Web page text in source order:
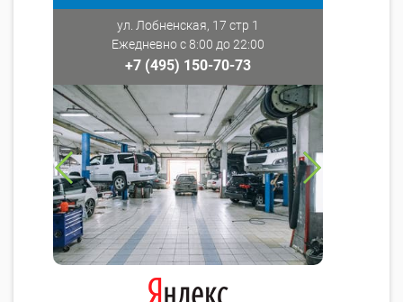
ул. Лобненская, 17 стр 1
Ежедневно с 8:00 до 22:00
+7 (495) 150-70-73